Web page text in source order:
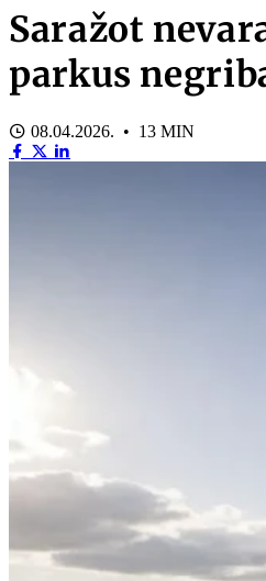
Saražot
parkus
08.04.2026. • 13 MIN